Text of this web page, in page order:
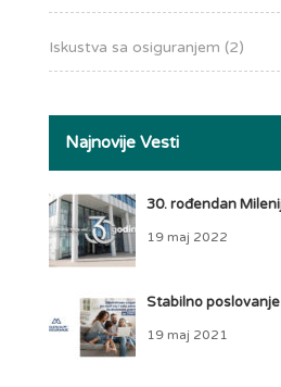
Iskustva sa osiguranjem (2)
Najnovije Vesti
30. rođendan
19 maj 2022
Stabilno
19 maj 2021